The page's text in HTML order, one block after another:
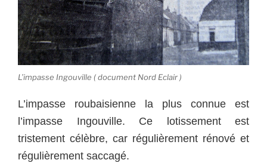
L’impasse Ingouville ( document Nord Eclair )
L’impasse roubaisienne la plus connue est
l’impasse Ingouville. Ce lotissement est
tristement célèbre, car régulièrement rénové et
régulièrement saccagé.